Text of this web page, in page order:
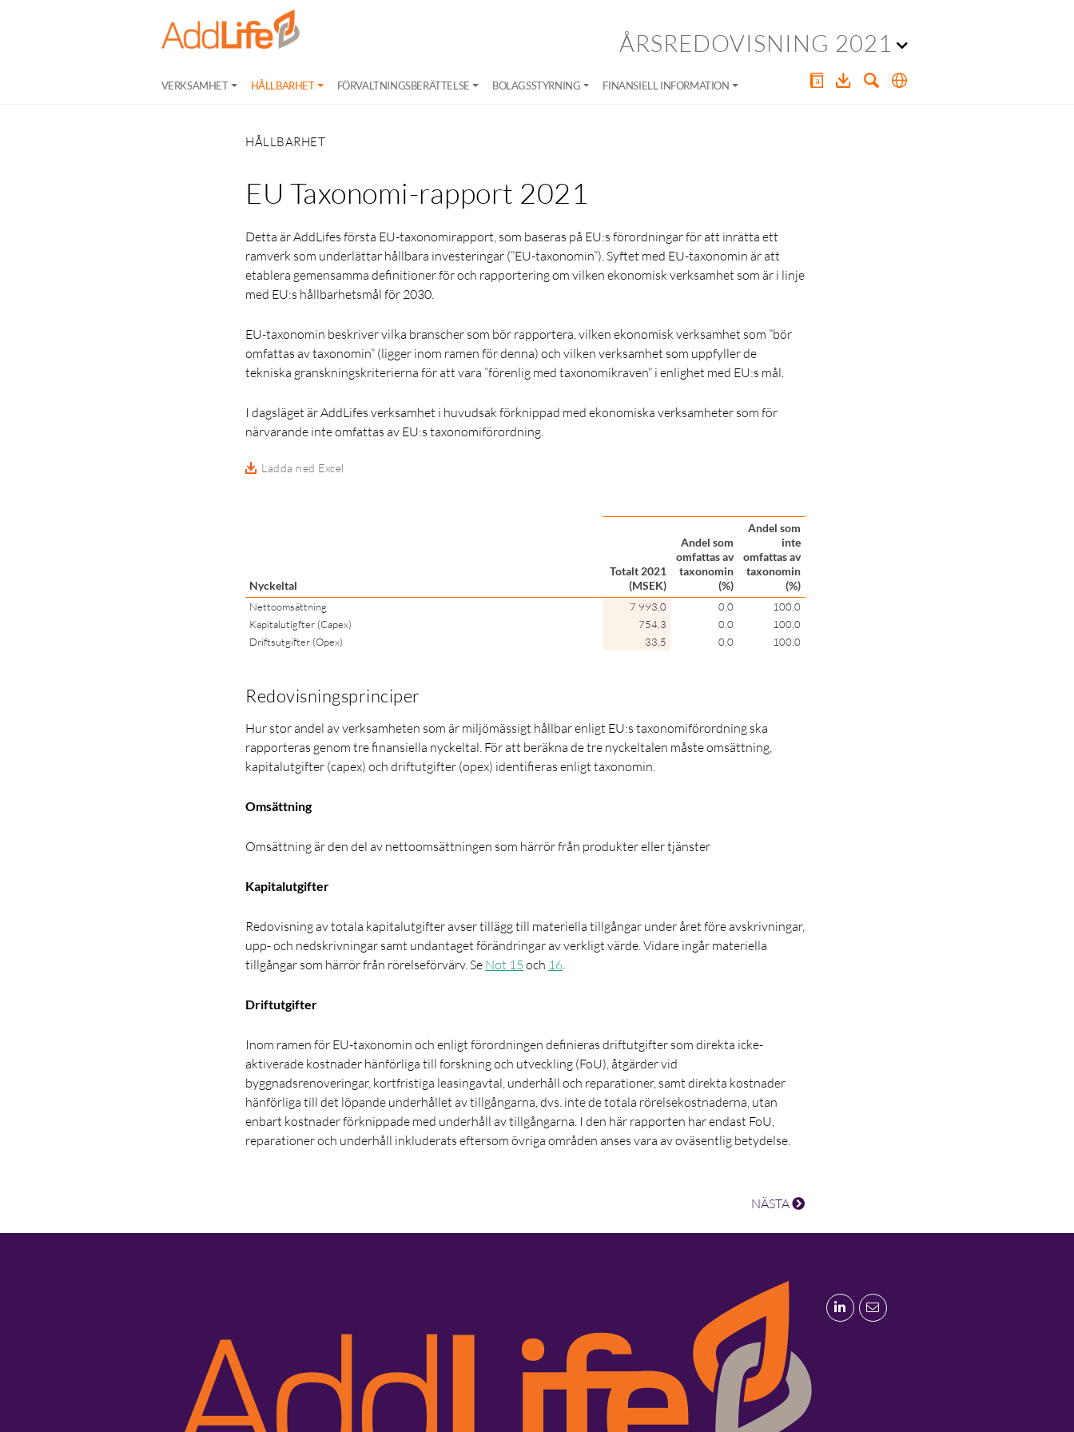
ÅRSREDOVISNING 2021
VERKSAMHET HÅLLBARHET FÖRVALTNINGSBERÄTTELSE BOLAGSSTYRNING FINANSIELL INFORMATION
HÅLLBARHET
EU Taxonomi-rapport 2021
Detta är AddLifes första EU-taxonomirapport, som baseras på EU:s förordningar för att inrätta ett
ramverk som underlättar hållbara investeringar (”EU-taxonomin”). Syftet med EU-taxonomin är att
etablera gemensamma definitioner för och rapportering om vilken ekonomisk verksamhet som är i linje
med EU:s hållbarhetsmål för 2030.
EU-taxonomin beskriver vilka branscher som bör rapportera, vilken ekonomisk verksamhet som ”bör
omfattas av taxonomin” (ligger inom ramen för denna) och vilken verksamhet som uppfyller de
tekniska granskningskriterierna för att vara ”förenlig med taxonomikraven” i enlighet med EU:s mål.
I dagsläget är AddLifes verksamhet i huvudsak förknippad med ekonomiska verksamheter som för
närvarande inte omfattas av EU:s taxonomiförordning.
Ladda ned Excel
Nyckeltal
Totalt 2021
(MSEK)
Andel som
omfattas av
taxonomin
(%)
Andel som
inte
omfattas av
taxonomin
(%)
Nettoomsättning 7 993,0 0,0
100,0
Kapitalutigfter (Capex)
754,3 0,0
100,0
Driftsutgifter (Opex)
33,5 0,0 100,0
Redovisningsprinciper
Hur stor andel av verksamheten som är miljömässigt hållbar enligt EU:s taxonomiförordning ska
rapporteras genom tre finansiella nyckeltal. För att beräkna de tre nyckeltalen måste omsättning,
kapitalutgifter (capex) och driftutgifter (opex) identifieras enligt taxonomin.
Omsättning
Omsättning är den del av nettoomsättningen som härrör från produkter eller tjänster
Kapitalutgifter
Redovisning av totala kapitalutgifter avser tillägg till materiella tillgångar under året före avskrivningar,
upp- och nedskrivningar samt undantaget förändringar av verkligt värde. Vidare ingår materiella
tillgångar som härrör från rörelseförvärv. Se Not 15 och 16
Driftutgifter
Inom ramen för EU-taxonomin och enligt förordningen definieras driftutgifter som direkta icke-
aktiverade kostnader hänförliga till forskning och utveckling (FoU), åtgärder vid
byggnadsrenoveringar, kortfristiga leasingavtal, underhåll och reparationer, samt direkta kostnader
hänförliga till det löpande underhållet av tillgångarna, dvs. inte de totala rörelsekostnaderna, utan
enbart kostnader förknippade med underhåll av tillgångarna. I den här rapporten har endast FoU,
reparationer och underhåll inkluderats eftersom övriga områden anses vara av oväsentlig betydelse.
NÄSTA